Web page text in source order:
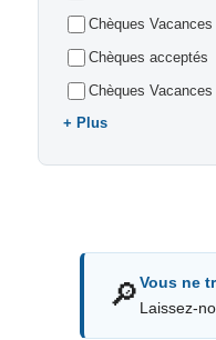
Chèques Vacances
Chèques acceptés
Chèques
Plus
🔎Vous ne
Laissez-